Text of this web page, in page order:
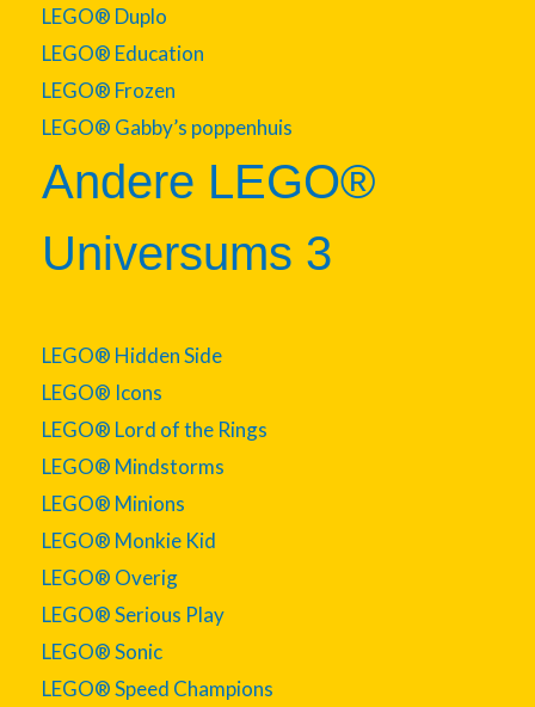
LEGO® Duplo
LEGO® Education
LEGO® Frozen
LEGO® Gabby’s poppenhuis
Andere LEGO®
Universums 3
LEGO® Hidden Side
LEGO® Icons
LEGO® Lord of the Rings
LEGO® Mindstorms
LEGO® Minions
LEGO® Monkie Kid
LEGO® Overig
LEGO® Serious Play
LEGO® Sonic
LEGO® Speed Champions